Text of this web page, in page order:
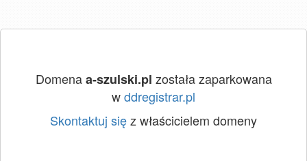
Domenaa-szulski.pl została zaparkowana
wddregistrar.pl
Skontaktuj sięz właścicielem domeny